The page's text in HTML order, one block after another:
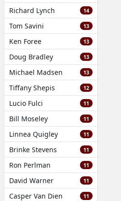
Richard Lynch 14
Tom Savini 13
Ken Foree 13
Doug Bradley 13
Michael Madsen 13
Tiffany Shepis 12
Lucio Fulci 11
Bill Moseley 11
Linnea Quigley 11
Brinke Stevens 11
Ron Perlman 11
David Warner 11
Casper Van Dien 11